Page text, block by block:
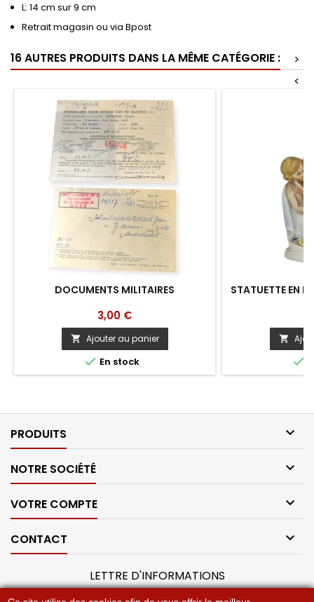
L: 14 cm sur 9 cm
Retrait magasin ou via Bpost
16 AUTRES PRODUITS DANS LA MÊME CATÉGORIE :
>
<
DOCUMENTS MILITAIRES
Prix
3,00 €
 Ajouter au panier
 En stock
STATUETTE EN


PRODUITS 
NOTRE SOCIÉTÉ 
VOTRE COMPTE 
CONTACT 
LETTRE D'INFORMATIONS